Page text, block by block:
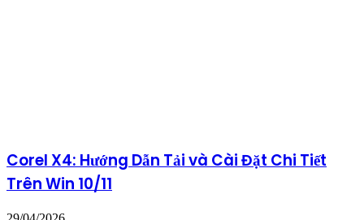
Corel X4: Hướng Dẫn Tải và Cài Đặt Chi Tiết
Trên Win 10/11